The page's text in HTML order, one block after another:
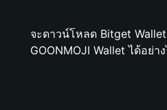
จะดาวน์โหลด Bitget
GOONMOJI Wallet ได้อย่าง